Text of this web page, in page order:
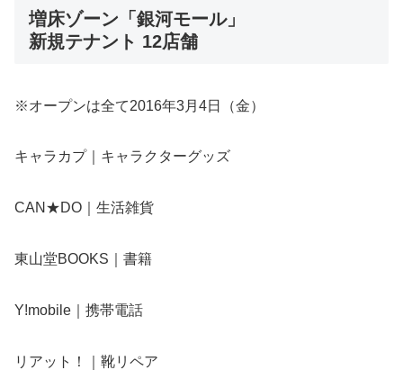
増床ゾーン「銀河モール」
新規テナント 12店舗
※オープンは全て2016年3月4日（金）
キャラカプ｜キャラクターグッズ
CAN★DO｜生活雑貨
東山堂BOOKS｜書籍
Y!mobile｜携帯電話
リアット！｜靴リペア